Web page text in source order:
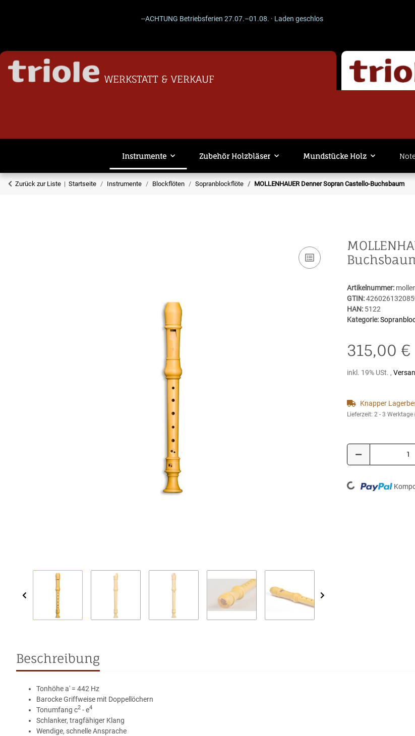
--ACHTUNG Betriebsferien 27.07.–01.08. · Laden geschlossen · Versand läuft weiter. --
WERKSTATT & VERKAUF
Instrumente Zubehör Holzbläser Mundstücke Holz
Zurück zur Liste Startseite Instrumente Blockflöten Sopranblockflöte MOLLENHAUER Denner Sopran Castello-Buchsbaum
Artikelnummer:
GTIN:
HAN: 5122
Kategorie:
315,00 €
inkl. 19% USt. ,
Knapper
Lieferzeit: 2 - 3 Werktage
Loading...
Beschreibung
Tonhöhe a' = 442 Hz
Barocke Griffweise mit Doppellöchern
Tonumfang c2 - e4
Schlanker, tragfähiger Klang
Wendige, schnelle Ansprache